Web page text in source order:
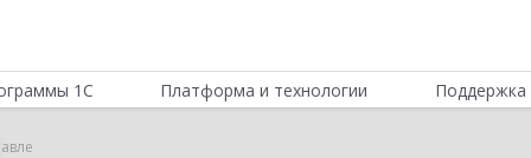
1С Платформа и технологии Поддержка